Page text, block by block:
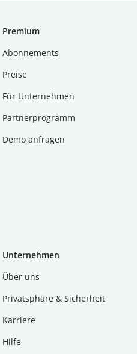
Premium
Abon­ne­ments
Preise
Für Unternehmen
Partnerprogramm
Demo anfragen
Unternehmen
Über uns
Privatsphäre & Sicherheit
Karriere
Hilfe